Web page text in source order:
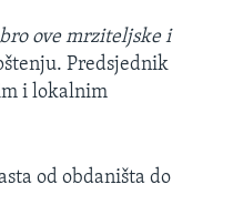
ove mrziteljske i
Predsjednik
i lokalnim
od obdaništa do